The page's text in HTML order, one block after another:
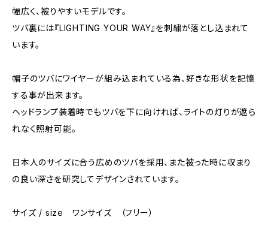
幅広く、被りやすいモデルです。
ツバ裏には『LIGHTING YOUR WAY』を刺繍が落とし込まれて
います。
帽子のツバにワイヤーが組み込まれている為、好きな形状を記憶
する事が出来ます。
ヘッドランプ装着時でもツバを下に向ければ、ライトの灯りが遮ら
れなく照射可能。
日本人のサイズに合う広めのツバを採用、また被った時に収まり
の良い深さを研究してデザインされています。
サイズ / size ワンサイズ （フリー）